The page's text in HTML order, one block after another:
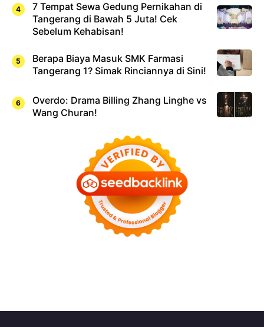
7 Tempat Sewa Gedung Pernikahan di
Tangerang di Bawah 5 Juta! Cek
Sebelum Kehabisan!
Berapa Biaya Masuk SMK Farmasi
Tangerang 1? Simak Rinciannya di Sini!
Overdo: Drama Billing Zhang Linghe vs
Wang Churan!